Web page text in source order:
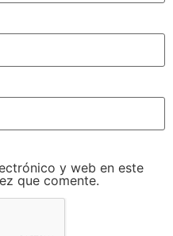
y web en este
que comente.